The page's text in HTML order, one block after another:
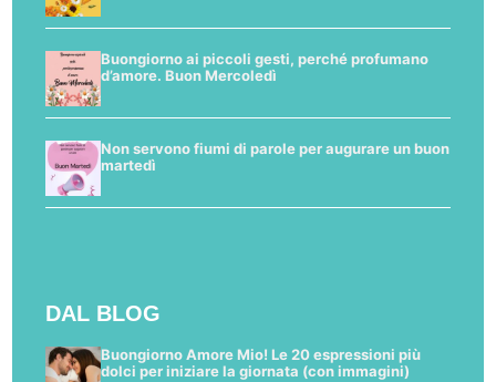
Buongiorno ai piccoli gesti, perché profumano
d’amore. Buon Mercoledì
Non servono fiumi di parole per augurare un buon
martedì
DAL BLOG
Buongiorno Amore Mio! Le 20 espressioni più
dolci per iniziare la giornata (con immagini)